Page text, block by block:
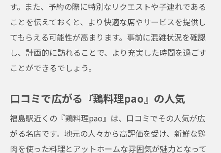
す。また、予約の際に特別なリクエストや子連れである
ことを伝えておくと、より快適な席やサービスを提供し
てもらえる可能性が高まります。事前に混雑状況を確認
し、計画的に訪れることで、より充実した時間を過ごす
ことができるでしょう。
口コミで広がる『鶏料理pao』の人気
福島駅近くの『鶏料理pao』は、口コミでその人気が広
がる名店です。地元の人々から高評価を受け、新鮮な鶏
肉を使った料理とアットホームな雰囲気が魅力となって